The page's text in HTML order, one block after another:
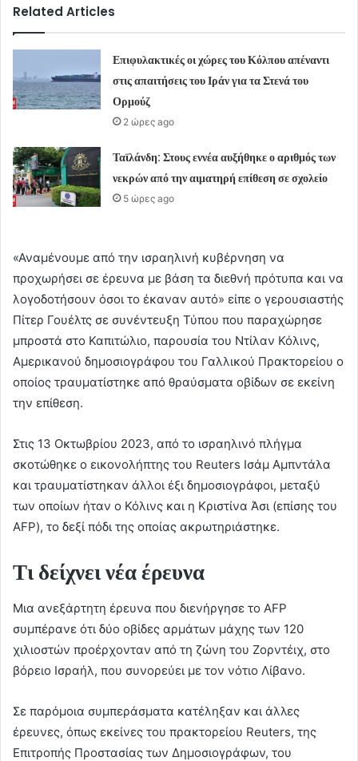
Related Articles
Επιφυλακτικές οι χώρες του Κόλπου απέναντι
στις απαιτήσεις του Ιράν για τα Στενά του
Ορμούζ
2 ώρες ago
Ταϊλάνδη: Στους εννέα αυξήθηκε ο αριθμός των
νεκρών από την αιματηρή επίθεση σε σχολείο
5 ώρες ago
«Αναμένουμε από την ισραηλινή κυβέρνηση να
προχωρήσει σε έρευνα με βάση τα διεθνή πρότυπα και να
λογοδοτήσουν όσοι το έκαναν αυτό» είπε ο γερουσιαστής
Πίτερ Γουέλτς σε συνέντευξη Τύπου που παραχώρησε
μπροστά στο Καπιτώλιο, παρουσία του Ντίλαν Κόλινς,
Αμερικανού δημοσιογράφου του Γαλλικού Πρακτορείου ο
οποίος τραυματίστηκε από θραύσματα οβίδων σε εκείνη
την επίθεση.
Στις 13 Οκτωβρίου 2023, από το ισραηλινό πλήγμα
σκοτώθηκε ο εικονολήπτης του Reuters Ισάμ Αμπντάλα
και τραυματίστηκαν άλλοι έξι δημοσιογράφοι, μεταξύ
των οποίων ήταν ο Κόλινς και η Κριστίνα Άσι (επίσης του
AFP), το δεξί πόδι της οποίας ακρωτηριάστηκε.
Τι δείχνει νέα έρευνα
Μια ανεξάρτητη έρευνα που διενήργησε το AFP
συμπέρανε ότι δύο οβίδες αρμάτων μάχης των 120
χιλιοστών προέρχονταν από τη ζώνη του Ζορντέιχ, στο
βόρειο Ισραήλ, που συνορεύει με τον νότιο Λίβανο.
Σε παρόμοια συμπεράσματα κατέληξαν και άλλες
έρευνες, όπως εκείνες του πρακτορείου Reuters, της
Επιτροπής Προστασίας των Δημοσιογράφων, του